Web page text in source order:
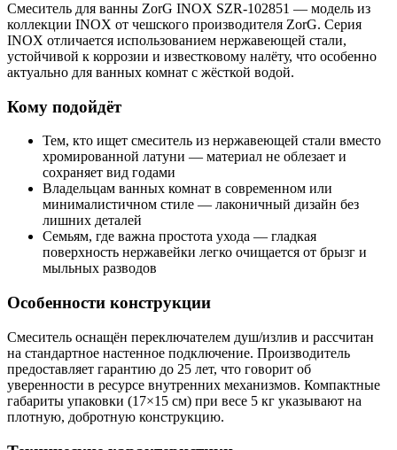
Смеситель для ванны ZorG INOX SZR-102851 — модель из
коллекции INOX от чешского производителя ZorG. Серия
INOX отличается использованием нержавеющей стали,
устойчивой к коррозии и известковому налёту, что особенно
актуально для ванных комнат с жёсткой водой.
Кому подойдёт
Тем, кто ищет смеситель из нержавеющей стали вместо
хромированной латуни — материал не облезает и
сохраняет вид годами
Владельцам ванных комнат в современном или
минималистичном стиле — лаконичный дизайн без
лишних деталей
Семьям, где важна простота ухода — гладкая
поверхность нержавейки легко очищается от брызг и
мыльных разводов
Особенности конструкции
Смеситель оснащён переключателем душ/излив и рассчитан
на стандартное настенное подключение. Производитель
предоставляет гарантию до 25 лет, что говорит об
уверенности в ресурсе внутренних механизмов. Компактные
габариты упаковки (17×15 см) при весе 5 кг указывают на
плотную, добротную конструкцию.